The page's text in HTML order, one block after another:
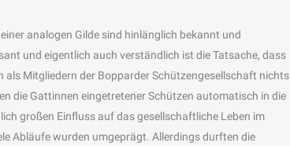
analogen Gilde sind hinlänglich bekannt und
und eigentlich auch verständlich ist die Tatsache, dass
als Mitgliedern der Bopparder Schützengesellschaft nichts
die Gattinnen eingetretener Schützen automatisch in die
großen Einfluss auf das gesellschaftliche Leben im
Abläufe wurden umgeprägt. Allerdings durften die